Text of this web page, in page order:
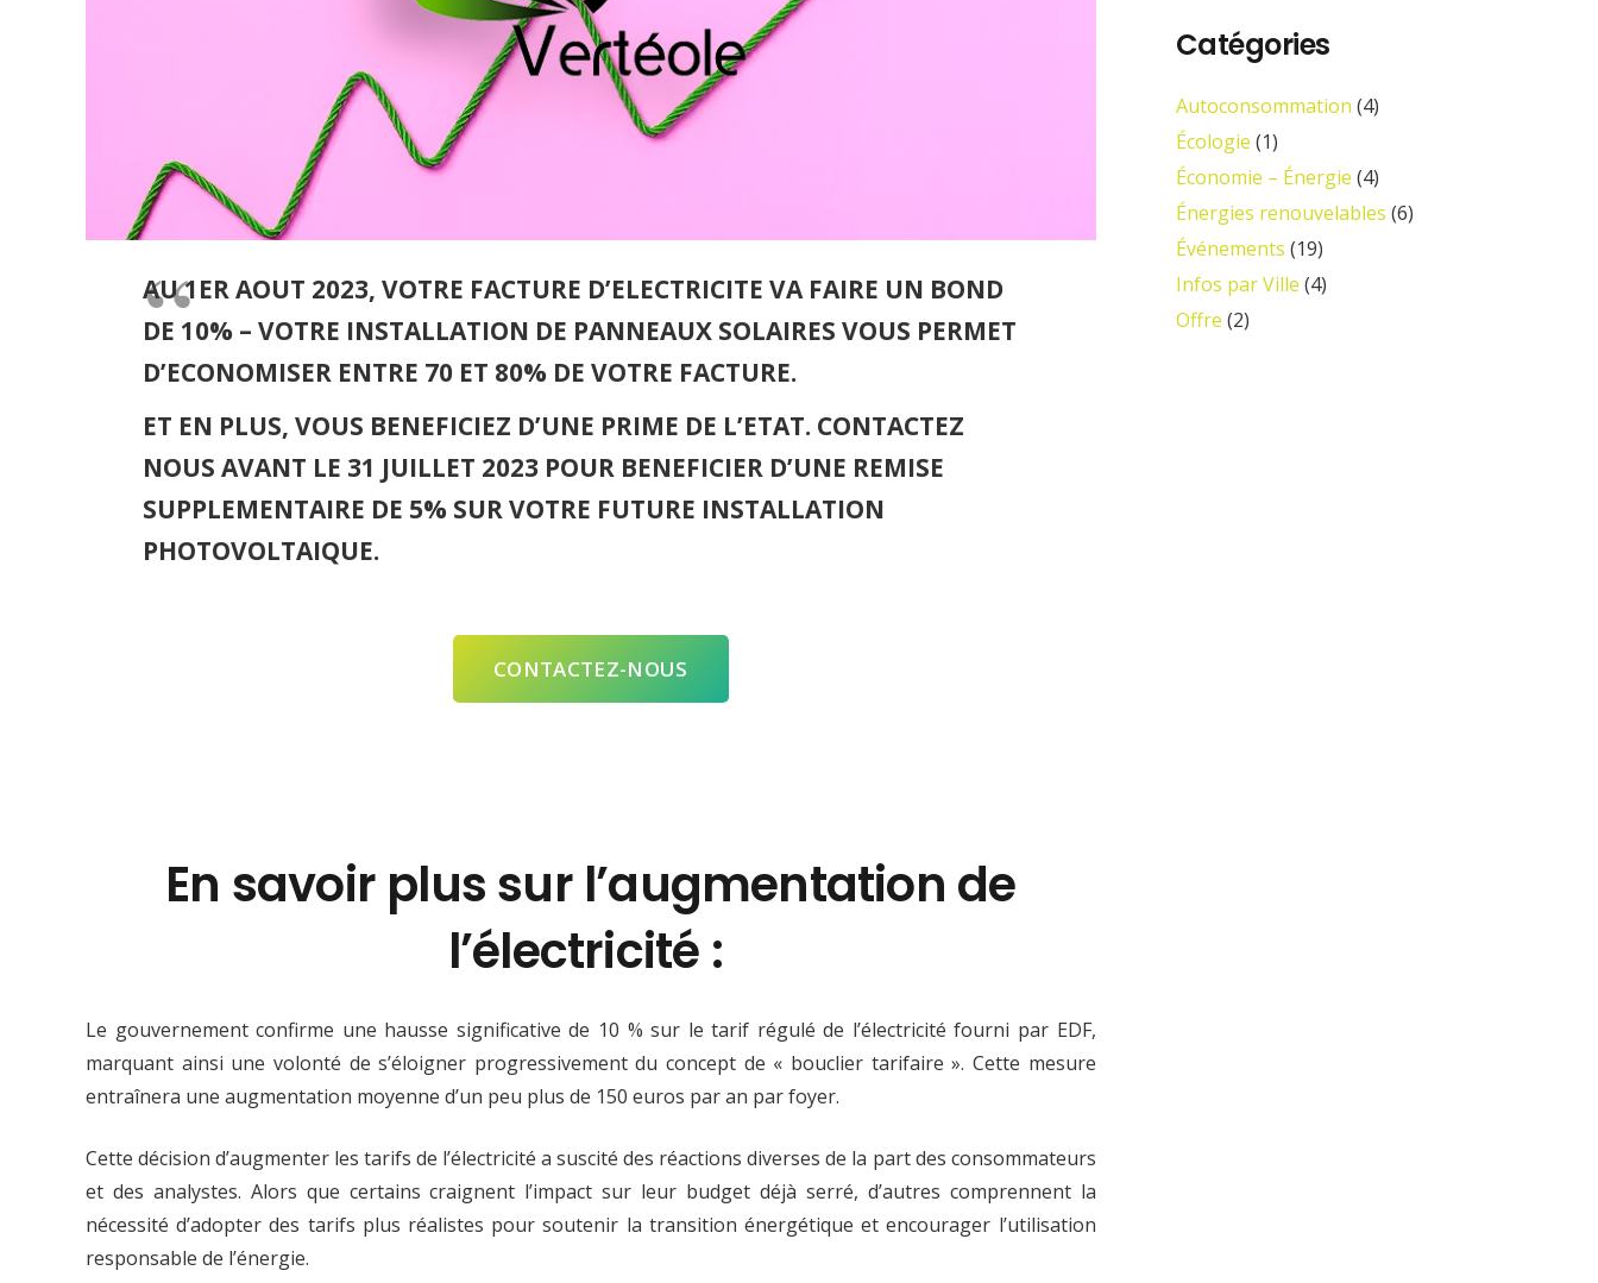
AU 1ER AOUT 2023, VOTRE FACTURE D’ELECTRICITE VA FAIRE UN BOND
DE 10% – VOTRE INSTALLATION DE PANNEAUX SOLAIRES VOUS PERMET
D’ECONOMISER ENTRE 70 ET 80% DE VOTRE FACTURE.
ET EN PLUS, VOUS BENEFICIEZ D’UNE PRIME DE L’ETAT. CONTACTEZ
NOUS AVANT LE 31 JUILLET 2023 POUR BENEFICIER D’UNE REMISE
SUPPLEMENTAIRE DE 5% SUR VOTRE FUTURE INSTALLATION
PHOTOVOLTAIQUE.
CONTACTEZ-NOUS
En savoir plus sur l’augmentation de
l’électricité :
Le gouvernement confirme une hausse significative de 10 % sur le tarif régulé de l’électricité fourni par EDF,
marquant ainsi une volonté de s’éloigner progressivement du concept de « bouclier tarifaire ». Cette mesure
entraînera une augmentation moyenne d’un peu plus de 150 euros par an par foyer.
Cette décision d’augmenter les tarifs de l’électricité a suscité des réactions diverses de la part des consommateurs
et des analystes. Alors que certains craignent l’impact sur leur budget déjà serré, d’autres comprennent la
nécessité d’adopter des tarifs plus réalistes pour soutenir la transition énergétique et encourager l’utilisation
responsable de l’énergie.
Catégories
Autoconsommation (4)
Écologie (1)
Économie – Énergie (4)
Énergies renouvelables (6)
Événements (19)
Infos par Ville (4)
Offre (2)